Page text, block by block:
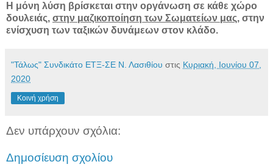
Η μόνη λύση βρίσκεται στην οργάνωση σε κάθε χώρο
δουλειάς, στην μαζικοποίηση των Σωματείων μας, στην
ενίσχυση των ταξικών δυνάμεων στον κλάδο.
"Τάλως" Συνδικάτο ΕΤΞ-ΣΕ Ν. Λασιθίου στις Κυριακή, Ιουνίου 07,
2020
Κοινή χρήση
Δεν υπάρχουν σχόλια:
Δημοσίευση σχολίου